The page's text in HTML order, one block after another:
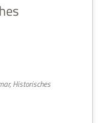
Histo­ri­sches